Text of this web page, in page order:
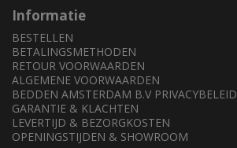
Informatie
BESTELLEN
BETALINGSMETHODEN
RETOUR VOORWAARDEN
ALGEMENE VOORWAARDEN
BEDDEN AMSTERDAM B.V PRIVACYBELEID
GARANTIE & KLACHTEN
LEVERTIJD & BEZORGKOSTEN
OPENINGSTIJDEN & SHOWROOM